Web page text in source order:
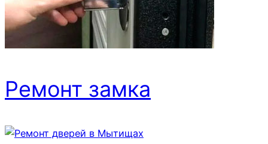
Ремонт замка